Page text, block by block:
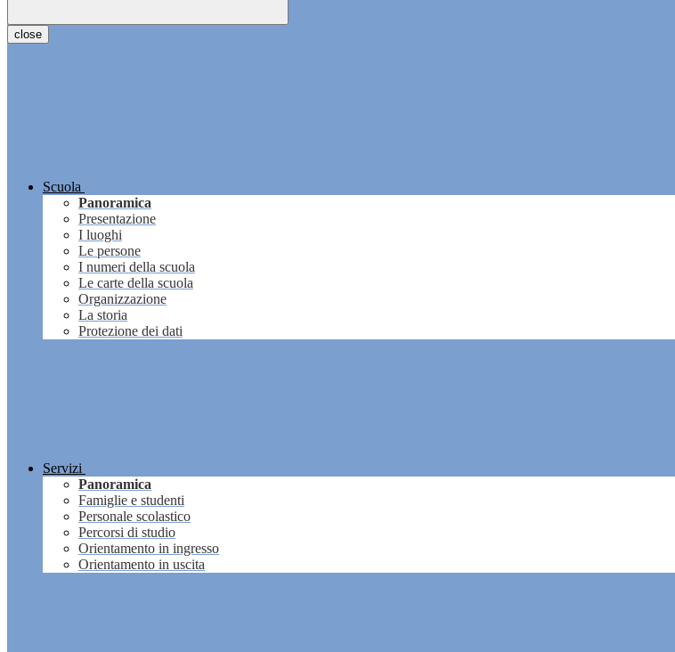
close
Scuola
Panoramica
Presentazione
I luoghi
Le persone
I numeri della scuola
Le carte della scuola
Organizzazione
La storia
Protezione dei dati
Servizi
Panoramica
Famiglie e studenti
Personale scolastico
Percorsi di studio
Orientamento in ingresso
Orientamento in uscita